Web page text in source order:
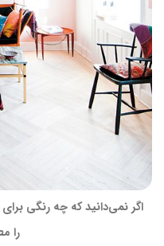
اگر نمی‌دانید که چه رنگی
را